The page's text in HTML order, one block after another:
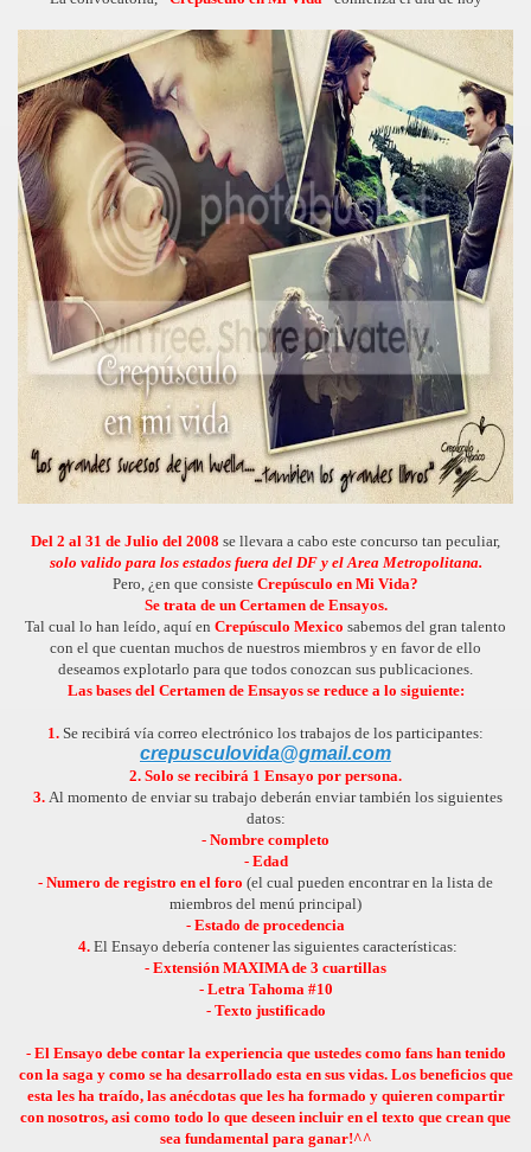
Del 2 al 31 de Julio del 2008 se llevara a cabo este concurso tan peculiar,
solo valido para los estados fuera del DF y el Area Metropolitana.
Pero, ¿en que consiste Crepúsculo en Mi Vida?
Se trata de un Certamen de Ensayos.
Tal cual lo han leído, aquí en Crepúsculo Mexico sabemos del gran talento
con el que cuentan muchos de nuestros miembros y en favor de ello
deseamos explotarlo para que todos conozcan sus publicaciones.
Las bases del Certamen de Ensayos se reduce a lo siguiente:
1. Se recibirá vía correo electrónico los trabajos de los participantes:
crepusculovida@gmail.com
2. Solo se recibirá 1 Ensayo por persona.
3. Al momento de enviar su trabajo deberán enviar también los siguientes
datos:
- Nombre completo
- Edad
- Numero de registro en el foro (el cual pueden encontrar en la lista de
miembros del menú principal)
- Estado de procedencia
4. El Ensayo debería contener las siguientes características:
- Extensión MAXIMA de 3 cuartillas
- Letra Tahoma #10
- Texto justificado
- El Ensayo debe contar la experiencia que ustedes como fans han tenido
con la saga y como se ha desarrollado esta en sus vidas. Los beneficios que
esta les ha traído, las anécdotas que les ha formado y quieren compartir
con nosotros, asi como todo lo que deseen incluir en el texto que crean que
sea fundamental para ganar!^^